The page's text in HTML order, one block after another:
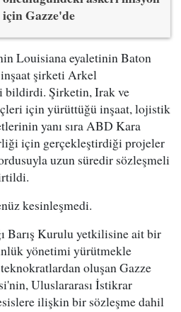
için Gazze'de
Louisiana eyaletinin Baton
şirketi Arkel
bildirdi. Şirketin, Irak ve
için yürüttüğü inşaat, lojistik
yanı sıra ABD Kara
için gerçekleştirdiği projeler
uzun süredir sözleşmeli
kesinleşmedi.
Barış Kurulu yetkilisine ait bir
yönetimi yürütmekle
oluşan Gazze
Uluslararası İstikrar
ilişkin bir sözleşme dahil